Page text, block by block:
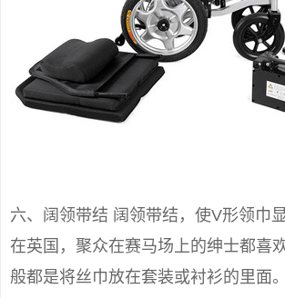
六、阔领带结 阔领带结，使V形领巾
在英国，聚众在赛马场上的绅士都喜
般都是将丝巾放在套装或衬衫的里面